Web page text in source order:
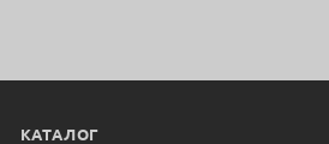
КАТАЛОГ